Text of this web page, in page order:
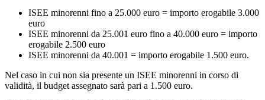
ISEE minorenni fino a 25.000 euro = importo erogabile 3.000
euro
ISEE minorenni da 25.001 euro fino a 40.000 euro = importo
erogabile 2.500 euro
ISEE minorenni da 40.001 = importo erogabile 1.500 euro.
Nel caso in cui non sia presente un ISEE minorenni in corso di
validità, il budget assegnato sarà pari a 1.500 euro.